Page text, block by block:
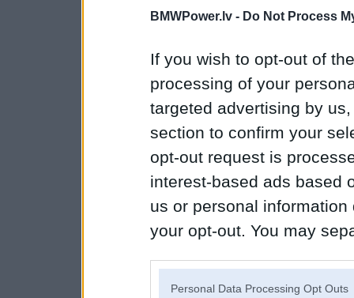
BMWPower.lv - Do Not Process
If you wish to opt-out of
processing of your
targeted advertising by
section to confirm your
opt-out request is
interest-based ads based
us or personal
your opt-out. You may
Personal Data Processing Opt Outs